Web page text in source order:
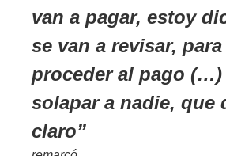
van a pagar, estoy
se van a revisar,
proceder al pago (…)
solapar a nadie, que
claro